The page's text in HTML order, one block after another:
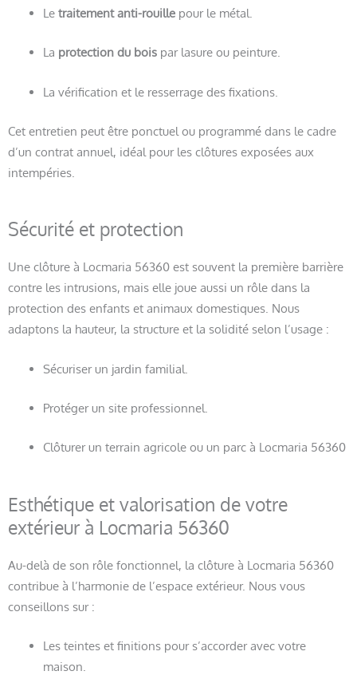
Le traitement anti-rouillepour le métal.
La protection du boispar lasure ou peinture.
La vérification et le resserrage des fixations.
Cet entretien peut être ponctuel ou programmé dans le cadre
d’un contrat annuel, idéal pour les clôtures exposées aux
intempéries.
Sécurité et protection
Une clôture à Locmaria 56360 est souvent la première barrière
contre les intrusions, mais elle joue aussi un rôle dans la
protection des enfants et animaux domestiques. Nous
adaptons la hauteur, la structure et la solidité selon l’usage :
Sécuriser un jardin familial.
Protéger un site professionnel.
Clôturer un terrain agricole ou un parc à Locmaria 56360
Esthétique et valorisation de votre
extérieur à Locmaria 56360
Au-delà de son rôle fonctionnel, la clôture à Locmaria 56360
contribue à l’harmonie de l’espace extérieur. Nous vous
conseillons sur :
Les teintes et finitions pour s’accorder avec votre
maison.